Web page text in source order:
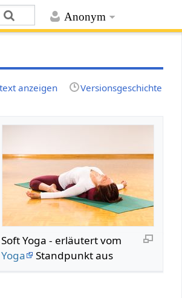
Anonym
anzeigen Versionsgeschichte
Soft Yoga - erläutert vom
Yoga
Standpunkt aus